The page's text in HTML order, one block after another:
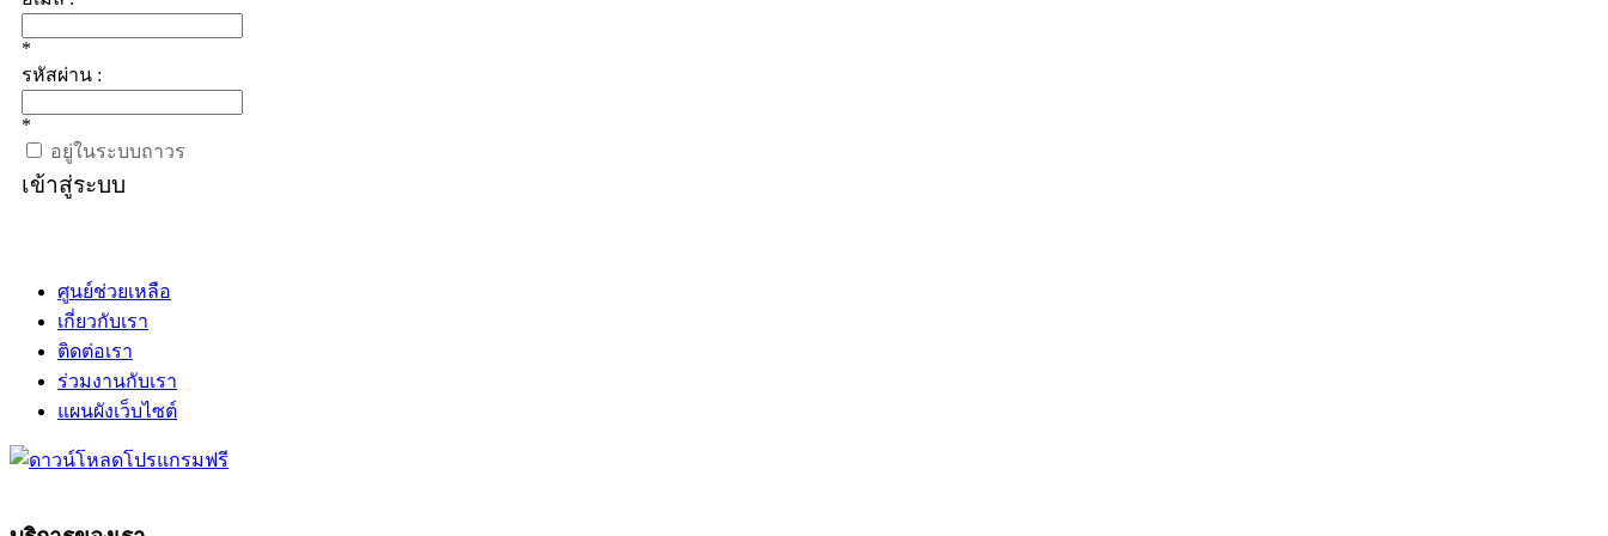
*
รหัสผ่าน :
*
อยู่ในระบบถาวร
เข้าสู่ระบบ
ศูนย์ช่วยเหลือ
เกี่ยวกับเรา
ติดต่อเรา
ร่วมงานกับเรา
แผนผังเว็บไซต์